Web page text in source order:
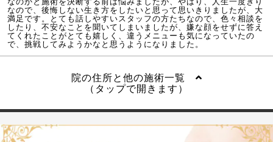
なので、後悔しない生き方をしたいと思って思いきりましたが、大
満足です。とても話しやすいスタッフの方たちなので、色々相談を
したり、不安なことを聞いてしまいましたが、嫌な顔をせずに答え
てくれたことがとても嬉しく、違うメニューも気になっていたの
で、挑戦してみようかなと思うようになりました。
院の住所と他の施術一覧
（タップで開きます）